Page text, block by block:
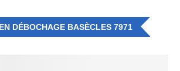
DÉBOCHAGE BASÈCLES 7971